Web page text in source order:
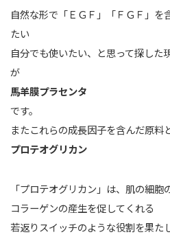
自然な形で「ＥＧＦ」「ＦＧＦ」を
たい
自分でも使いたい、と思って探した
が
馬羊膜プラセンタ
です。
またこれらの成長因子を含んだ原料
プロテオグリカン
「プロテオグリカン」は、肌の細
コラーゲンの産生を促してくれる
若返りスイッチのような役割を果た